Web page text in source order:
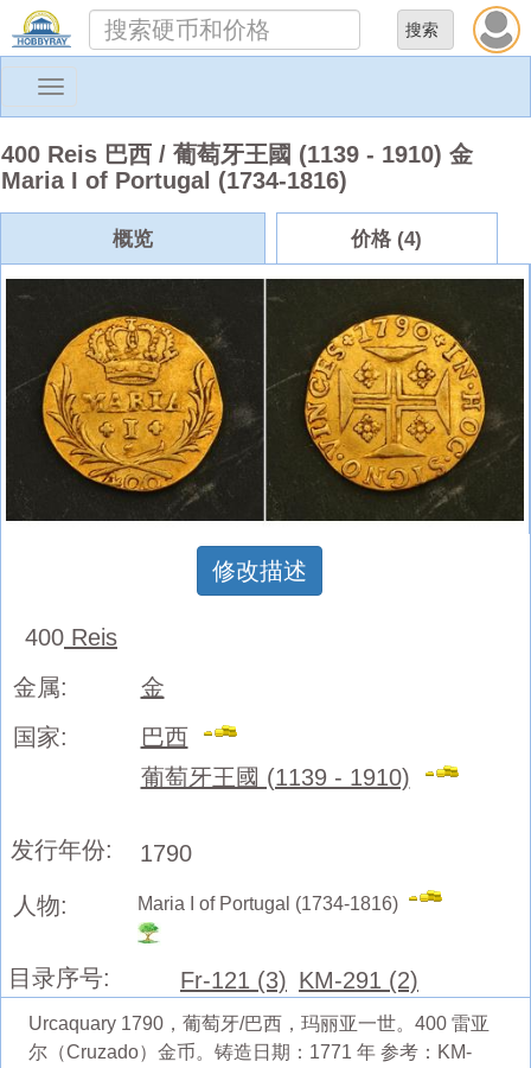
Toggle
400 Reis 巴西 / 葡萄牙王國 (1139 - 1910) 金
Maria I of Portugal (1734-1816)
概览 价格 (4)
修改描述
400 Reis
金属:
金
国家:
巴西
葡萄牙王國 (1139 - 1910)
发行年份:
1790
人物:
Maria I of Portugal (1734-1816)
目录序号: Fr-121 (3) KM-291 (2)
Urcaquary 1790，葡萄牙/巴西，玛丽亚一世。400 雷亚
尔（Cruzado）金币。铸造日期：1771 年 参考：KM-